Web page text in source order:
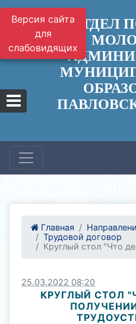
Версия сайта
для
слабовидящих
ОТДЕЛ
Главная
Трудовой договор
Круглый стол "Что
25.03.2022 08:20
КРУГЛЫЙ СТОЛ